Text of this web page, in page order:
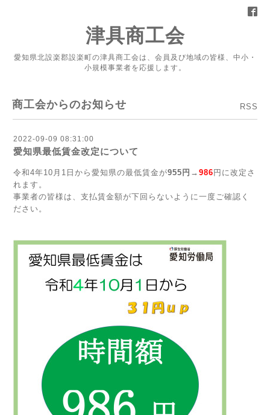
津具商工会
愛知県北設楽郡設楽町の津具商工会は、会員及び地域の皆様、中小・
小規模事業者を応援します。
商工会からのお知らせ RSS
2022-09-09 08:31:00
愛知県最低賃金改定について
令和4年10月1日から愛知県の最低賃金が955円→ 986 円に改定さ
れます。
事業者の皆様は、支払賃金額が下回らないように一度ご確認く
ださい。